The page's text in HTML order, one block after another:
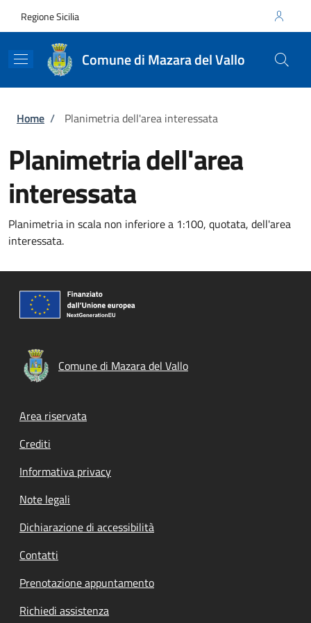
Regione Sicilia
Comune di Mazara del Vallo
Briciole di pane
Home / Planimetria dell'area interessata
Planimetria dell'area
interessata
Planimetria in scala non inferiore a 1:100, quotata, dell'area
interessata.
Comune di Mazara del Vallo
Footer menu
Area riservata
Crediti
Informativa privacy
Note legali
Dichiarazione di accessibilità
Contatti
Prenotazione appuntamento
Richiedi assistenza